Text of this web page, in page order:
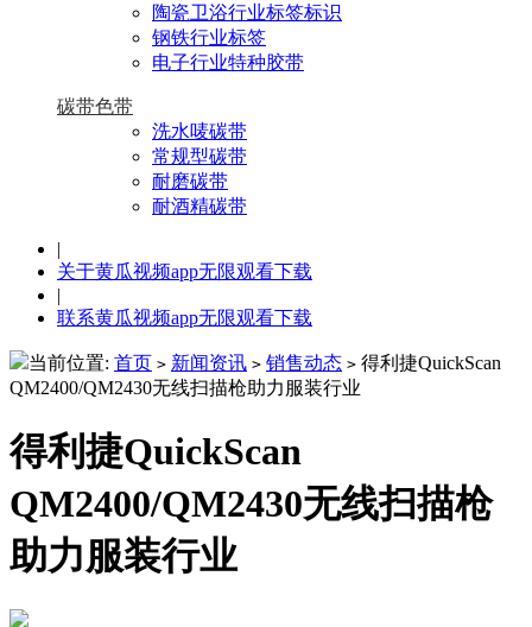
陶瓷卫浴行业标签标识
钢铁行业标签
电子行业特种胶带
碳带色带
洗水唛碳带
常规型碳带
耐磨碳带
耐酒精碳带
|
关于黄瓜视频app无限观看下载
|
联系黄瓜视频app无限观看下载
当前位置: 首页 > 新闻资讯 > 销售动态 > 得利捷QuickScan
QM2400/QM2430无线扫描枪助力服装行业
得利捷QuickScan
QM2400/QM2430无线扫描枪
助力服装行业